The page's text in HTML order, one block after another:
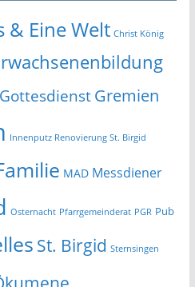
& Eine Welt Christ König
GottesdienstGremien
Innenputz Renovierung St. Birgid
MAD Messdiener
Osternacht Pfarrgemeinderat PGR Pub
St. Birgid Sternsingen